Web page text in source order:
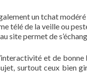
un tchat
télé de la veille ou
site permet de
et de
surtout ceux bien